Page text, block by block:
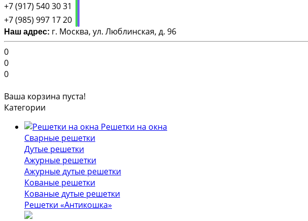
+7 (917) 540 30 31
+7 (985) 997 17 20
Наш адрес: г. Москва, ул. Люблинская, д. 96
0
0
0
Ваша корзина пуста!
Категории
Решетки на окна
Сварные решетки
Дутые решетки
Ажурные решетки
Ажурные дутые решетки
Кованые решетки
Кованые дутые решетки
Решетки «Антикошка»